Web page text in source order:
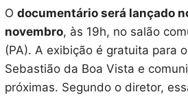
O documentário será lançado
novembro, às 19h, no salão
(PA). A exibição é gratuita para
Sebastião da Boa Vista e
próximas. Segundo o diretor,